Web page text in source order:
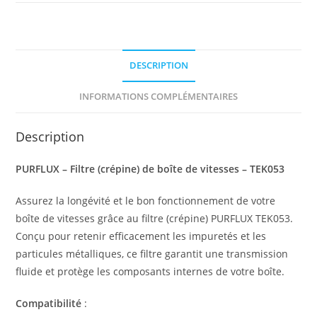
DESCRIPTION
INFORMATIONS COMPLÉMENTAIRES
Description
PURFLUX – Filtre (crépine) de boîte de vitesses – TEK053
Assurez la longévité et le bon fonctionnement de votre
boîte de vitesses grâce au filtre (crépine) PURFLUX TEK053.
Conçu pour retenir efficacement les impuretés et les
particules métalliques, ce filtre garantit une transmission
fluide et protège les composants internes de votre boîte.
Compatibilité :